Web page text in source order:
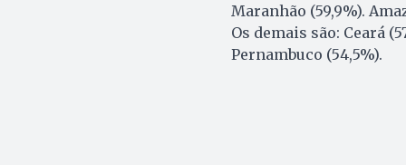
Maranhão (59,9%).
Os demais são: Ceará
Pernambuco (54,5%).